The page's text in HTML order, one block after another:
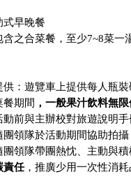
式早晚餐
含之合菜餐，至少7~8菜一
供：遊覽車上提供每人瓶
餐期間 ，一般果汁飲料無限
前與主辦校對旅遊說明手
團領隊於活動期間協助拍
團領隊帶團熱忱、主動與
責任，推廣少用一次性消